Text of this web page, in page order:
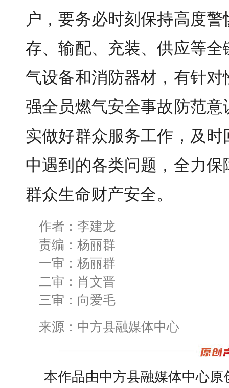
户，要务必时刻保持高度
存、输配、充装、供应等
气设备和消防器材，有针
强全员燃气安全事故防范
实做好群众服务工作，及
中遇到的各类问题，全力
群众生命财产安全。
作者：李建龙
责编：杨丽群
一审：杨丽群
二审：肖文晋
三审：向爱毛
来源：中方县融媒体中心
本作品由中方县融媒体中心